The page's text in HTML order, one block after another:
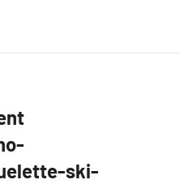
ski-